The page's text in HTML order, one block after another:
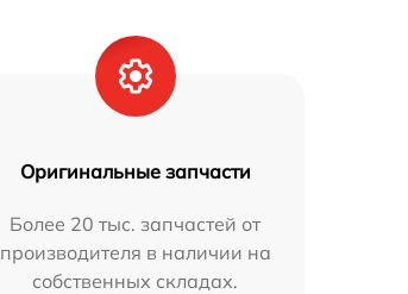
Оригинальные запчасти
Более 20 тыс. запчастей от
производителя в наличии на
собственных складах.